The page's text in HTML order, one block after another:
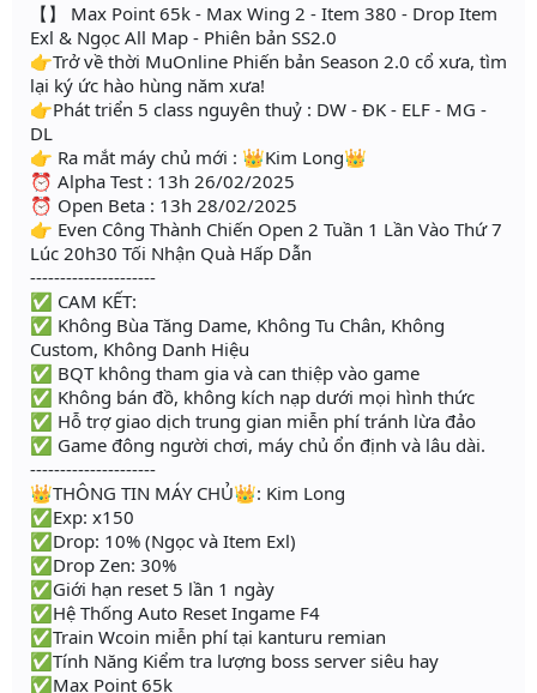
【】 Max Point 65k - Max Wing 2 - Item 380 - Drop Item
Exl & Ngọc All Map - Phiên bản SS2.0
👉Trở về thời MuOnline Phiến bản Season 2.0 cổ xưa, tìm
lại ký ức hào hùng năm xưa!
👉Phát triển 5 class nguyên thuỷ : DW - ĐK - ELF - MG -
DL
👉 Ra mắt máy chủ mới : 👑Kim Long👑
⏰ Alpha Test : 13h 26/02/2025
⏰ Open Beta : 13h 28/02/2025
👉 Even Công Thành Chiến Open 2 Tuần 1 Lần Vào Thứ 7
Lúc 20h30 Tối Nhận Quà Hấp Dẫn
---------------------
✅ CAM KẾT:
✅ Không Bùa Tăng Dame, Không Tu Chân, Không
Custom, Không Danh Hiệu
✅ BQT không tham gia và can thiệp vào game
✅ Không bán đồ, không kích nạp dưới mọi hình thức
✅ Hỗ trợ giao dịch trung gian miễn phí tránh lừa đảo
✅ Game đông người chơi, máy chủ ổn định và lâu dài.
---------------------
👑THÔNG TIN MÁY CHỦ👑: Kim Long
✅Exp: x150
✅Drop: 10% (Ngọc và Item Exl)
✅Drop Zen: 30%
✅Giới hạn reset 5 lần 1 ngày
✅Hệ Thống Auto Reset Ingame F4
✅Train Wcoin miễn phí tại kanturu remian
✅Tính Năng Kiểm tra lượng boss server siêu hay
✅Max Point 65k